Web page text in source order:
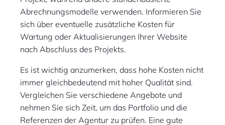
Abrechnungsmodelle verwenden. Informieren Sie
sich über eventuelle zusätzliche Kosten für
Wartung oder Aktualisierungen Ihrer Website
nach Abschluss des Projekts.
Es ist wichtig anzumerken, dass hohe Kosten nicht
immer gleichbedeutend mit hoher Qualität sind.
Vergleichen Sie verschiedene Angebote und
nehmen Sie sich Zeit, um das Portfolio und die
Referenzen der Agentur zu prüfen. Eine gute